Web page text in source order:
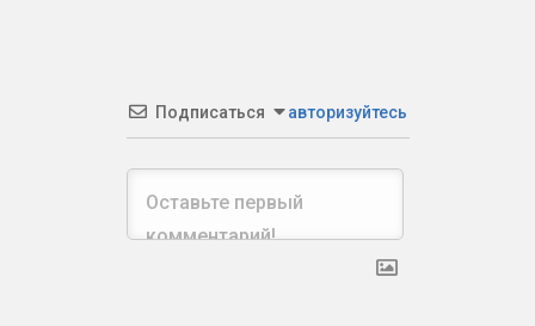
Подписаться авторизуйтесь